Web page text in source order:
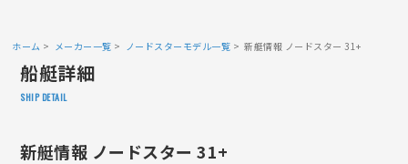
ホーム メーカー一覧 ノードスターモデル一覧 新艇情報 ノードスター 31+
船艇詳細
SHIP DETAIL
新艇情報 ノードスター 31+